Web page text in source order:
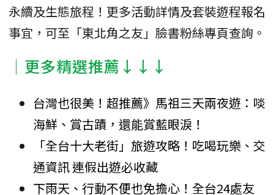
永續及生態旅程！更多活動詳情及套裝遊程報名
事宜，可至「東北角之友」臉書粉絲專頁查詢。
│更多精選推薦↓↓↓
台灣也很美！超推薦》馬祖三天兩夜遊：啖
海鮮、賞古蹟，還能賞藍眼淚！
「全台十大老街」旅遊攻略！吃喝玩樂、交
通資訊 連假出遊必收藏
下雨天、行動不便也免擔心！全台24處友